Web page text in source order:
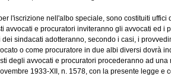
l'iscrizione nell'albo speciale, sono costituiti uffici
e procuratori inviteranno gli avvocati ed i
sindacati adotteranno, secondo i casi, i
o come procuratore in due albi diversi dovrà
avvocati e procuratori procederanno ad una
1933-XII, n. 1578, con la presente legge e